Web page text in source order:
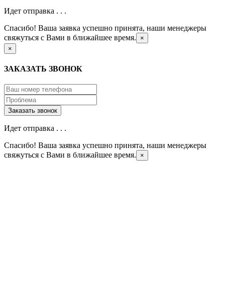
Идет отправка . . .
Спасибо! Ваша заявка успешно принята, наши менеджеры
свяжуться с Вами в ближайшее время.
×
×
ЗАКАЗАТЬ ЗВОНОК
Идет отправка . . .
Спасибо! Ваша заявка успешно принята, наши менеджеры
свяжуться с Вами в ближайшее время.
×